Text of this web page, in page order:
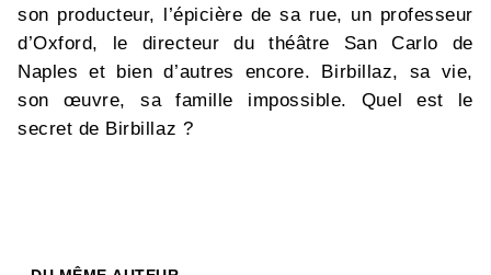
son producteur, l’épicière de sa rue, un professeur
d’Oxford, le directeur du théâtre San Carlo de
Naples et bien d’autres encore. Birbillaz, sa vie,
son œuvre, sa famille impossible. Quel est le
secret de Birbillaz ?